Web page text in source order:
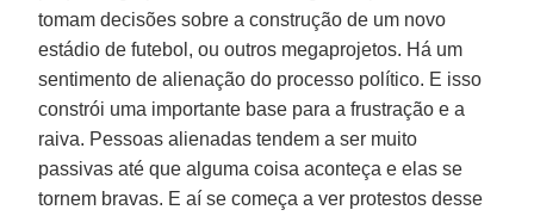
tomam decisões sobre a construção de um novo
estádio de futebol, ou outros megaprojetos. Há um
sentimento de alienação do processo político. E isso
constrói uma importante base para a frustração e a
raiva. Pessoas alienadas tendem a ser muito
passivas até que alguma coisa aconteça e elas se
tornem bravas. E aí se começa a ver protestos desse